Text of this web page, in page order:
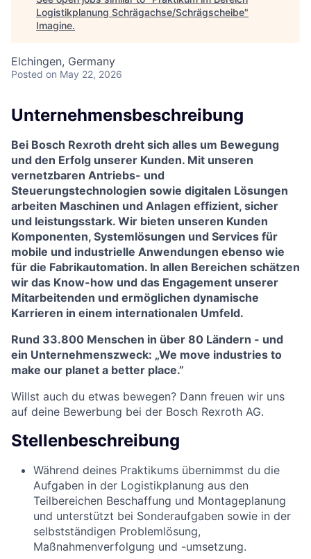
Logistikplanung Schrägachse/Schrägscheibe"
Imagine.
Elchingen, Germany
Posted on May 22, 2026
Unternehmensbeschreibung
Bei Bosch Rexroth dreht sich alles um Bewegung
und den Erfolg unserer Kunden. Mit unseren
vernetzbaren Antriebs- und
Steuerungstechnologien sowie digitalen Lösungen
arbeiten Maschinen und Anlagen effizient, sicher
und leistungsstark. Wir bieten unseren Kunden
Komponenten, Systemlösungen und Services für
mobile und industrielle Anwendungen ebenso wie
für die Fabrikautomation. In allen Bereichen schätzen
wir das Know-how und das Engagement unserer
Mitarbeitenden und ermöglichen dynamische
Karrieren in einem internationalen Umfeld.
Rund 33.800 Menschen in über 80 Ländern - und
ein Unternehmenszweck: „We move industries to
make our planet a better place.”
Willst auch du etwas bewegen? Dann freuen wir uns
auf deine Bewerbung bei der Bosch Rexroth AG.
Stellenbeschreibung
Während deines Praktikums übernimmst du die
Aufgaben in der Logistikplanung aus den
Teilbereichen Beschaffung und Montageplanung
und unterstützt bei Sonderaufgaben sowie in der
selbstständigen Problemlösung,
Maßnahmenverfolgung und -umsetzung.